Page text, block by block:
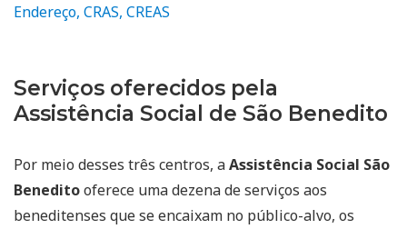
Endereço, CRAS, CREAS
Serviços oferecidos pela
Assistência Social de São Benedito
Por meio desses três centros, aAssistência Social São
Beneditooferece uma dezena de serviços aos
beneditenses que se encaixam no público-alvo, os